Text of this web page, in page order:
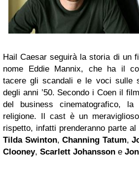
Hail Caesar seguirà la storia di un
nome Eddie Mannix, che ha il
tacere gli scandali e le voci sulle
degli anni ’50. Secondo i Coen il
del business cinematografico,
religione. Il cast è un
rispetto, infatti prenderanno parte al
Tilda Swinton, Channing Tatum,
Clooney, Scarlett Johansson e